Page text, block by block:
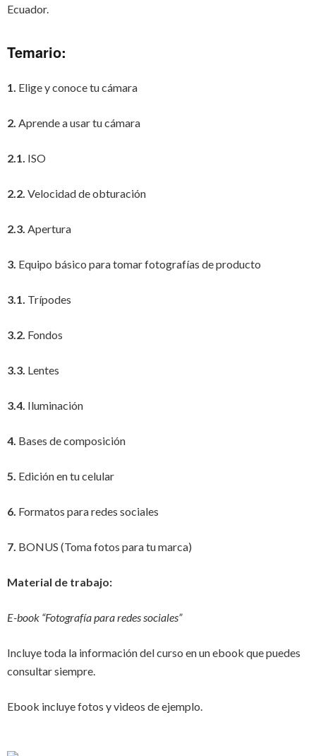
Ecuador.
Temario:
1. Elige y conoce tu cámara
2. Aprende a usar tu cámara
2.1. ISO
2.2. Velocidad de obturación
2.3. Apertura
3. Equipo básico para tomar fotografías de producto
3.1. Trípodes
3.2. Fondos
3.3. Lentes
3.4. Iluminación
4. Bases de composición
5. Edición en tu celular
6. Formatos para redes sociales
7. BONUS (Toma fotos para tu marca)
Material de trabajo:
E-book “Fotografía para redes sociales”
Incluye toda la información del curso en un ebook que puedes
consultar siempre.
Ebook incluye fotos y videos de ejemplo.